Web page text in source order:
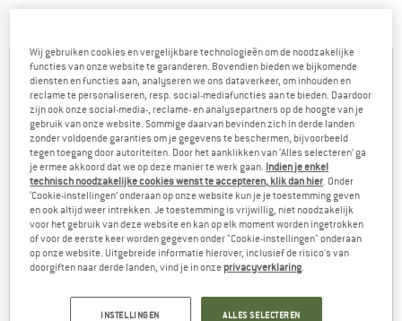
Robert
08.02.2025
0 0
VAN DEZE SCHOEN KOOP IK NOG EEN PAAR!
Dit product gebruik ik nu een jaar en ga er nog een paar
van aanschaffen voor de bigwalls.
Het is echt een allrounder voor verschillende type rots en
De teen-box is niet echt comfortabel waardoor deze
Wij gebruiken cookies en vergelijkbare technologieën om de noodzakelijke
functies van onze website te garanderen. Bovendien bieden we bijkomende
diensten en functies aan, analyseren we ons dataverkeer, om inhouden en
reclame te personaliseren, resp. social-mediafuncties aan te bieden. Daardoor
zijn ook onze social-media-, reclame- en analysepartners op de hoogte van je
gebruik van onze website. Sommige daarvan bevinden zich in derde landen
zonder voldoende garanties om je gegevens te beschermen, bijvoorbeeld
tegen toegang door autoriteiten. Door het aanklikken van ‘Alles selecteren’ ga
je ermee akkoord dat we op deze manier te werk gaan. Indien je enkel
technisch noodzakelijke cookies wenst te accepteren, klik dan hier. Onder
‘Cookie-instellingen’ onderaan op onze website kun je je toestemming geven
en ook altijd weer intrekken. Je toestemming is vrijwillig, niet noodzakelijk
voor het gebruik van deze website en kan op elk moment worden ingetrokken
of voor de eerste keer worden gegeven onder "Cookie-instellingen" onderaan
op onze website. Uitgebreide informatie hierover, inclusief de risico's van
doorgiften naar derde landen, vind je in onze privacyverklaring.
INSTELLINGEN ALLES SELECTEREN